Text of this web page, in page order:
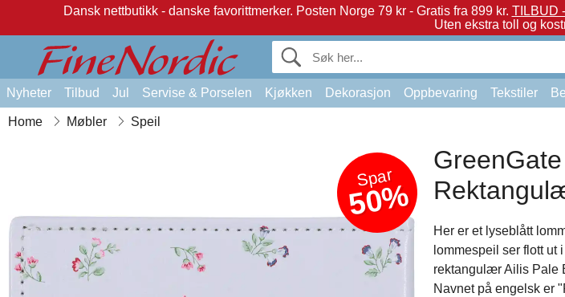
Dansk nettbutikk - danske favorittmerker. Posten Norge 79 kr - Gratis fra 899 kr. TILBUD
Uten ekstra toll og
Nyheter Tilbud Jul Servise & Porselen Kjøkken Dekorasjon Oppbevaring Tekstiler
Home Møbler Speil
Spar
50%
Her er et lyseblått
lommespeil ser flott ut
rektangulær Ailis Pale
Navnet på engelsk er